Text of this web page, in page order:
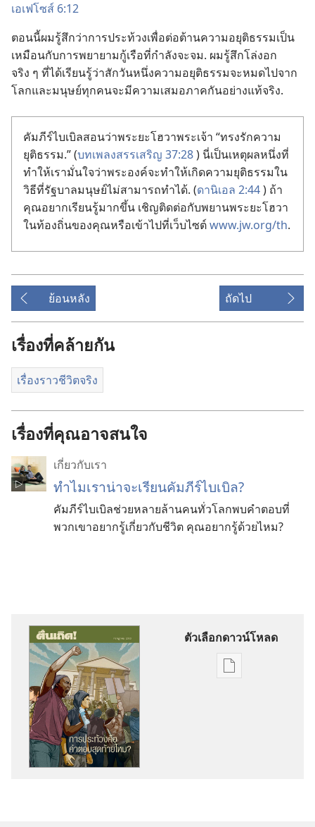
เอเฟโซส์ 6:12
ตอน​นี้​ผม​รู้สึก​ว่า​การ​ประท้วง​เพื่อ​ต่อ​ต้าน​ความ​อยุติธรรม​เป็น​
เหมือน​กับ​การ​พยายาม​กู้​เรือ​ที่​กำลัง​จะ​จม. ผม​รู้สึก​โล่ง​อก​
จริง ๆ ที่​ได้​เรียน​รู้​ว่า​สัก​วัน​หนึ่ง​ความ​อยุติธรรม​จะ​หมด​ไป​จาก​
โลก​และ​มนุษย์​ทุก​คน​จะ​มี​ความ​เสมอ​ภาค​กัน​อย่าง​แท้​จริง.
คัมภีร์​ไบเบิล​สอน​ว่า​พระ​ยะโฮวา​พระเจ้า “ทรง​รัก​ความ​
ยุติธรรม.” (บทเพลง​สรรเสริญ 37:28) นี่​เป็น​เหตุ​ผล​หนึ่ง​ที่​
ทำ​ให้​เรา​มั่น​ใจ​ว่า​พระองค์​จะ​ทำ​ให้​เกิด​ความ​ยุติธรรม​ใน​
วิธี​ที่​รัฐบาล​มนุษย์​ไม่​สามารถ​ทำ​ได้. (ดานิเอล 2:44) ถ้า​
คุณ​อยาก​เรียน​รู้​มาก​ขึ้น เชิญ​ติด​ต่อ​กับ​พยาน​พระ​ยะโฮวา​
ใน​ท้องถิ่น​ของ​คุณ​หรือ​เข้า​ไป​ที่​เว็บไซต์www.jw.org/th.
ย้อนหลัง ถัดไป
เรื่องที่คล้ายกัน
เรื่องราวชีวิตจริง
เรื่องที่คุณอาจสนใจ
เกี่ยว​กับ​เรา
ทำไมเราน่าจะเรียนคัมภีร์ไบเบิล?
คัมภีร์ไบเบิลช่วยหลายล้านคนทั่วโลกพบคำตอบที่
พวกเขาอยากรู้เกี่ยวกับชีวิต คุณอยากรู้ด้วยไหม?
ตัวเลือกดาวน์โหลด
ตัว